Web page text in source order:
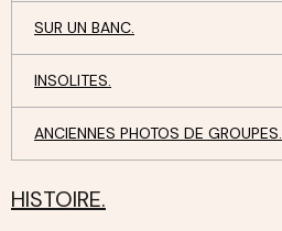
SUR UN BANC.
INSOLITES.
ANCIENNES PHOTOS DE GROUPES.
HISTOIRE.